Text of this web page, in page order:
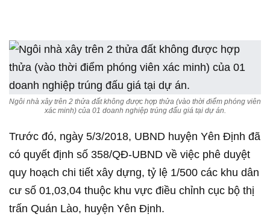
Ngôi nhà xây trên 2 thửa đất không được hợp thửa (vào thời điểm phóng viên
xác minh) của 01 doanh nghiệp trúng đấu giá tại dự án.
Trước đó, ngày 5/3/2018, UBND huyện Yên Định đã
có quyết định số 358/QĐ-UBND về việc phê duyệt
quy hoạch chi tiết xây dựng, tỷ lệ 1/500 các khu dân
cư số 01,03,04 thuộc khu vực điều chỉnh cục bộ thị
trấn Quán Lào, huyện Yên Định.